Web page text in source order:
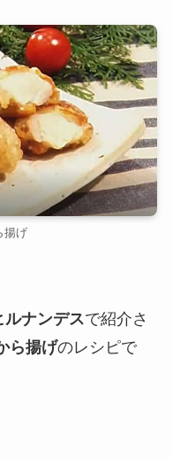
揚げ
ルナンデスで紹介さ
ら揚げのレシピで